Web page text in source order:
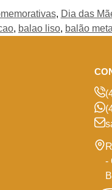
, Dia das
, balao liso, balão
-